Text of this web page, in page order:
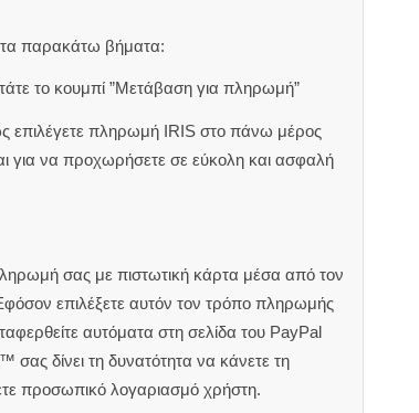
τα παρακάτω βήματα:
το κουμπί ”Μετάβαση για πληρωμή”
επιλέγετε πληρωμή IRIS στο πάνω μέρος
για να προχωρήσετε σε εύκολη και ασφαλή
σας με πιστωτική κάρτα μέσα από τον
επιλέξετε αυτόν τον τρόπο πληρωμής
αυτόματα στη σελίδα του PayPal
δίνει τη δυνατότητα να κάνετε τη
προσωπικό λογαριασμό χρήστη.